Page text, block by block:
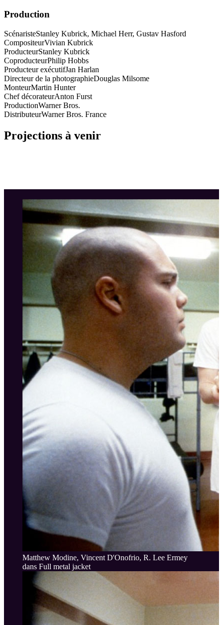
Production
ScénaristeStanley Kubrick, Michael Herr, Gustav Hasford
CompositeurVivian Kubrick
ProducteurStanley Kubrick
CoproducteurPhilip Hobbs
Producteur exécutifJan Harlan
Directeur de la photographieDouglas Milsome
MonteurMartin Hunter
Chef décorateurAnton Furst
ProductionWarner Bros.
DistributeurWarner Bros. France
Projections à venir
Matthew Modine, Vincent D'Onofrio, R. Lee Ermey
dans Full metal jacket